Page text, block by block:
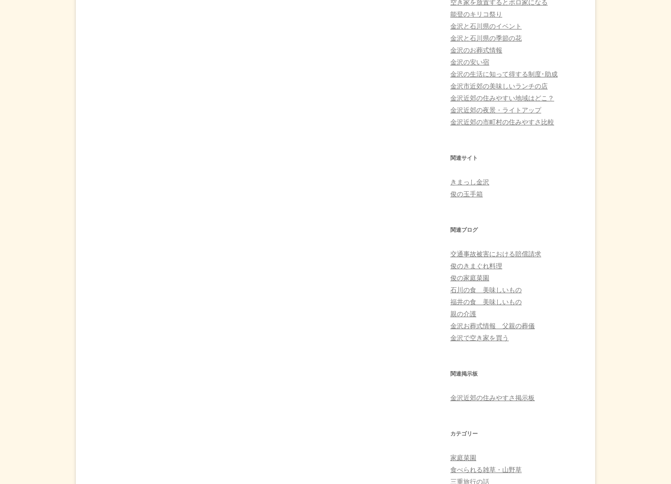
空き家を放置するとボロ家になる
能登のキリコ祭り
金沢と石川県のイベント
金沢と石川県の季節の花
金沢のお葬式情報
金沢の安い宿
金沢の生活に知って得する制度･助成
金沢市近郊の美味しいランチの店
金沢近郊の住みやすい地域はどこ？
金沢近郊の夜景・ライトアップ
金沢近郊の市町村の住みやすさ比較
関連サイト
きまっし金沢
俊の玉手箱
関連ブログ
交通事故被害における賠償請求
俊のきまぐれ料理
俊の家庭菜園
石川の食 美味しいもの
福井の食 美味しいもの
親の介護
金沢お葬式情報 父親の葬儀
金沢で空き家を買う
関連掲示板
金沢近郊の住みやすさ掲示板
カテゴリー
家庭菜園
食べられる雑草・山野草
三重旅行の話